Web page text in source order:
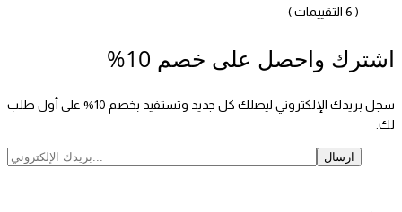
( 6 التقييمات )
اشترك واحصل على خصم 10%
سجل بريدك الإلكتروني ليصلك كل جديد وتستفيد بخصم 10% على أول طلب
لك.